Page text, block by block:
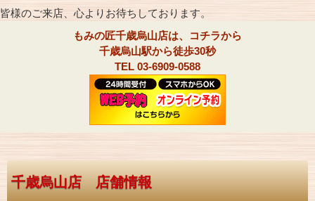
皆様のご来店、心よりお待ちしております。
もみの匠千歳烏山店は、コチラから
千歳烏山駅から徒歩30秒
TEL 03-6909-0588
千歳烏山店 店舗情報